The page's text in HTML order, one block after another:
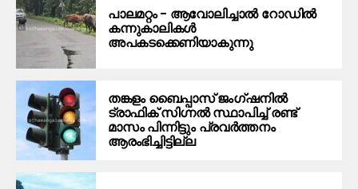
പാലമറ്റം – ആവോലിച്ചാൽ റോഡിൽ
കന്നുകാലികൾ
അപകടക്കെണിയാകുന്നു
തങ്കളം ബൈപ്പാസ് ജംഗ്ഷനിൽ
ട്രാഫിക് സിഗ്നല്‍ സ്ഥാപിച്ച് രണ്ട്
മാസം പിന്നിട്ടും പ്രവർത്തനം
ആരംഭിച്ചിട്ടില്ല